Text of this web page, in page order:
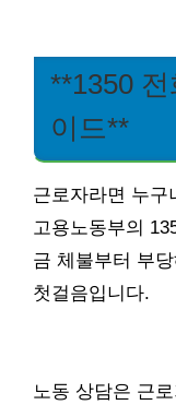
**1350
이드**
근로자라면 누구
고용노동부의
금 체불부터 부
첫걸음입니다.
노동 상담은 근